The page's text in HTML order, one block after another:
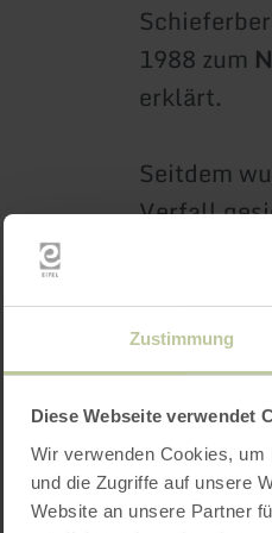
Zustimmung
Diese Webseite verwendet
Wir verwenden Cookies,
und die Zugriffe auf unsere
Website an unsere Partner
1988 zum
erklärt.
Seitdem
Verfall
Grundrisse
wurde,
2016
Nutzen